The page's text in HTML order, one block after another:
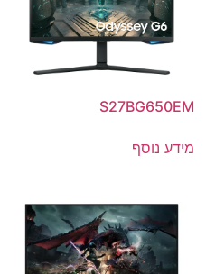
S27BG650EM
מידע נוסף